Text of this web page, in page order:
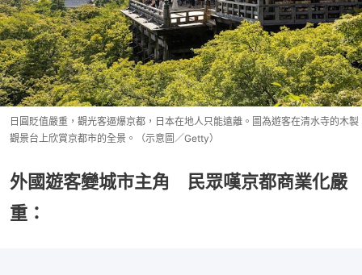
日圓貶值嚴重，觀光客逼爆京都，日本在地人只能遠離。圖為遊客在清水寺的木製
觀景台上欣賞京都市的全景。（示意圖／Getty）
外國遊客變城市主角 民眾嘆京都商業化嚴
重：